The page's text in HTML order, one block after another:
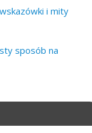
i mity
sposób na